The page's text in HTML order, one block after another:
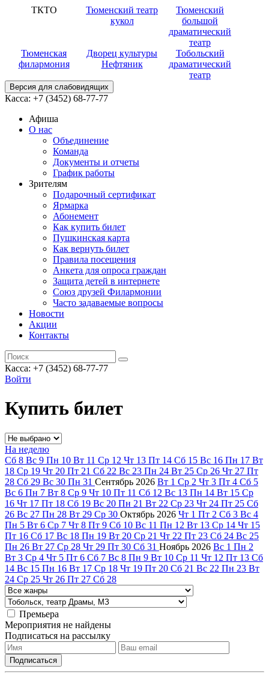
ТКТО
Тюменский театр
кукол
Тюменский
большой
драматический
театр
Тюменская
филармония
Дворец культуры
Нефтяник
Тобольский
драматический
театр
Версия для слабовидящих
Касса: +7 (3452) 68-77-77
Афиша
О нас
Объединение
Команда
Документы и отчеты
График работы
Зрителям
Подарочный сертификат
Ярмарка
Абонемент
Как купить билет
Пушкинская карта
Как вернуть билет
Правила посещения
Анкета для опроса граждан
Защита детей в интернете
Союз друзей Филармонии
Часто задаваемые вопросы
Новости
Акции
Контакты
Касса: +7 (3452) 68-77-77
Войти
Купить билет
На неделю
Сб 8 Вс 9 Пн 10 Вт 11 Ср 12 Чт 13 Пт 14 Сб 15 Вс 16 Пн 17 Вт
18 Ср 19 Чт 20 Пт 21 Сб 22 Вс 23 Пн 24 Вт 25 Ср 26 Чт 27 Пт
28 Сб 29 Вс 30 Пн 31 Сентябрь 2026 Вт 1 Ср 2 Чт 3 Пт 4 Сб 5
Вс 6 Пн 7 Вт 8 Ср 9 Чт 10 Пт 11 Сб 12 Вс 13 Пн 14 Вт 15 Ср
16 Чт 17 Пт 18 Сб 19 Вс 20 Пн 21 Вт 22 Ср 23 Чт 24 Пт 25 Сб
26 Вс 27 Пн 28 Вт 29 Ср 30 Октябрь 2026 Чт 1 Пт 2 Сб 3 Вс 4
Пн 5 Вт 6 Ср 7 Чт 8 Пт 9 Сб 10 Вс 11 Пн 12 Вт 13 Ср 14 Чт 15
Пт 16 Сб 17 Вс 18 Пн 19 Вт 20 Ср 21 Чт 22 Пт 23 Сб 24 Вс 25
Пн 26 Вт 27 Ср 28 Чт 29 Пт 30 Сб 31 Ноябрь 2026 Вс 1 Пн 2
Вт 3 Ср 4 Чт 5 Пт 6 Сб 7 Вс 8 Пн 9 Вт 10 Ср 11 Чт 12 Пт 13 Сб
14 Вс 15 Пн 16 Вт 17 Ср 18 Чт 19 Пт 20 Сб 21 Вс 22 Пн 23 Вт
24 Ср 25 Чт 26 Пт 27 Сб 28
Премьера
Мероприятия не найдены
Подписаться на рассылку